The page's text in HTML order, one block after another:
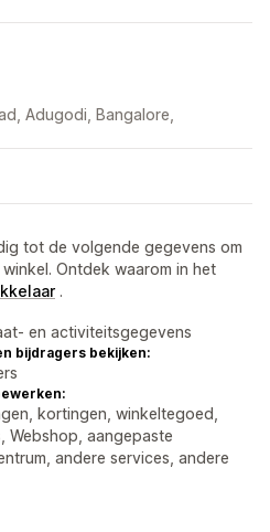
Adugodi, Bangalore,
tot de volgende gegevens om
Ontdek waarom in het
.
en activiteitsgegevens
bijdragers bekijken:
kortingen, winkeltegoed,
Webshop, aangepaste
andere services, andere